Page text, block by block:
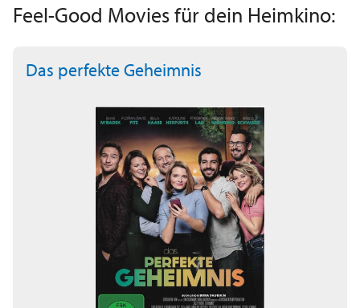
Feel-Good Movies für dein Heimkino:
Das perfekte Geheimnis